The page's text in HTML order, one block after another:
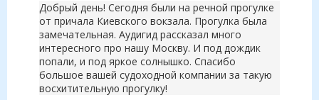
Добрый день! Сегодня были на речной прогулке
от причала Киевского вокзала. Прогулка была
замечательная. Аудигид рассказал много
интересного про нашу Москву. И под дождик
попали, и под яркое солнышко. Спасибо
большое вашей судоходной компании за такую
восхитительную прогулку!